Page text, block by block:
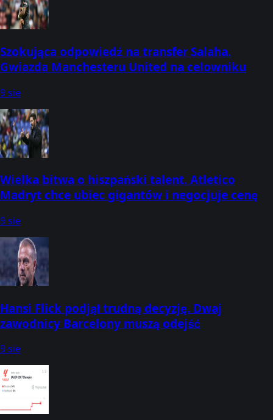
Szokująca odpowiedź na transfer Salaha.
Gwiazda Manchesteru United na celowniku
9 sie
Wielka bitwa o hiszpański talent. Atletico
Madryt chce ubiec gigantów i negocjuje cenę
9 sie
Hansi Flick podjął trudną decyzję. Dwaj
zawodnicy Barcelony muszą odejść
9 sie